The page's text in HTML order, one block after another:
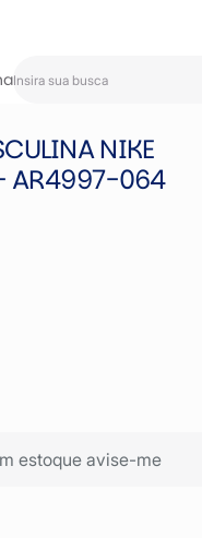
NIKE
AR4997-064
estoque avise-me